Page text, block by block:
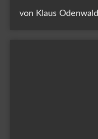
von Klaus Odenwald